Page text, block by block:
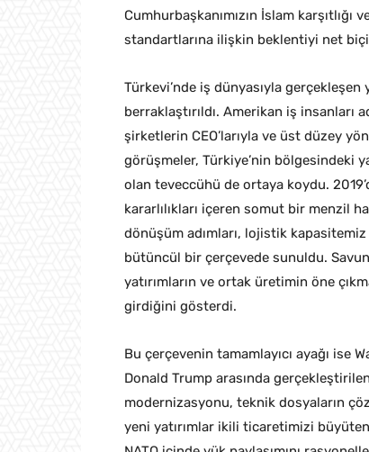
Cumhurbaşkanımızın İslam
standartlarına ilişkin beklentiyi net
Türkevi’nde iş dünyasıyla
berraklaştırıldı. Amerikan iş insanları
şirketlerin CEO’larıyla ve üst düzey
görüşmeler, Türkiye’nin bölgesindeki
olan teveccühü de ortaya koydu.
kararlılıkları içeren somut bir menzil
dönüşüm adımları, lojistik
bütüncül bir çerçevede sunuldu.
yatırımların ve ortak üretimin öne
girdiğini gösterdi.
Bu çerçevenin tamamlayıcı ayağı ise
Donald Trump arasında
modernizasyonu, teknik dosyaların
yeni yatırımlar ikili ticaretimizi